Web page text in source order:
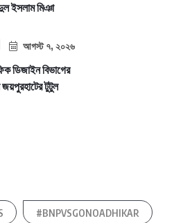
ইসলাম মিঞা
আগস্ট ৭, ২০২৬
ডিজাইন বিভাগের
জয়পুরহাটের টুটুল
#BNPVSGONOADHIKAR